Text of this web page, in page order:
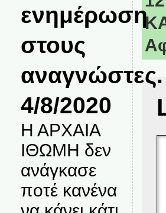
ενημέρωση
στους
αναγνώστες.
4/8/2020
Η ΑΡΧΑΙΑ
ΙΘΩΜΗ δεν
ανάγκασε
ποτέ κανένα